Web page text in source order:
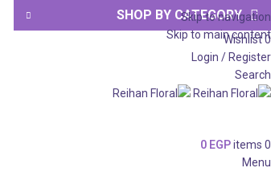
Skip to navigation
Skip to main content
SHOP BY CATEGORY
0
Wishlist
Login / Register
Search
0
items
0 EGP
Menu